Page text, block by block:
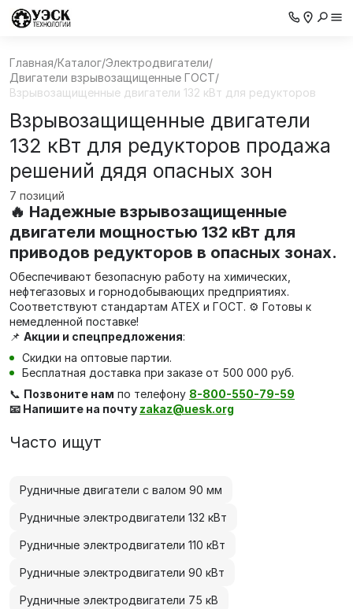
Главная/Каталог/Электродвигатели/
Двигатели взрывозащищенные ГОСТ/
Взрывозащищенные двигатели 132 кВт для редукторов
Взрывозащищенные двигатели
132 кВт для редукторов продажа
решений дядя опасных зон
7 позиций
🔥 Надежные взрывозащищенные
двигатели мощностью 132 кВт для
приводов редукторов в опасных зонах.
Обеспечивают безопасную работу на химических,
нефтегазовых и горнодобывающих предприятиях.
Соответствуют стандартам ATEX и ГОСТ. ⚙️ Готовы к
немедленной поставке!
📌 Акции и спецпредложения:
Скидки на оптовые партии.
Бесплатная доставка при заказе от 500 000 руб.
📞 Позвоните нам по телефону 8-800-550-79-59
📧 Напишите на почту zakaz@uesk.org
Часто ищут
Рудничные двигатели с валом 90 мм
Рудничные электродвигатели 132 кВт
Рудничные электродвигатели 110 кВт
Рудничные электродвигатели 90 кВт
Рудничные электродвигатели 75 кВ